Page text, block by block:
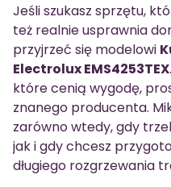
Jeśli szukasz sprzętu,
też realnie usprawnia
przyjrzeć się modelowi
Electrolux EMS4253TEX
które cenią wygodę,
znanego producenta.
zarówno wtedy, gdy
jak i gdy chcesz
długiego rozgrzewania